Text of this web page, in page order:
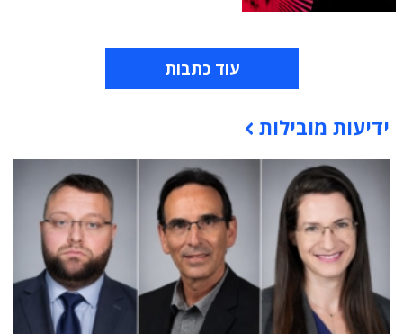
עוד כתבות
תוכן פרסומי
ידיעות מובילות